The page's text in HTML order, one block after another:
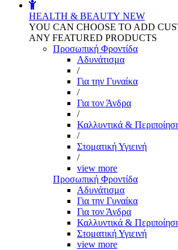
HEALTH & BEAUTY NEW
YOU CAN CHOOSE TO ADD
ANY FEATURED PRODUCTS
Προσωπική Φροντίδα
Αδυνάτισμα
/
Για την Γυναίκα
/
Για τον Άνδρα
/
Καλλυντικά &
/
Στοματική Υγιεινή
/
view more
Προσωπική Φροντίδα
Αδυνάτισμα
Για την Γυναίκα
Για τον Άνδρα
Καλλυντικά &
Στοματική Υγιεινή
view more